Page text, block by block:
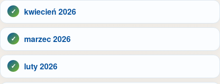
kwiecień 2026
marzec 2026
luty 2026